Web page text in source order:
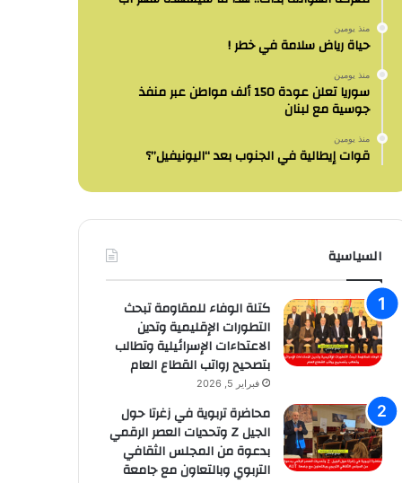
منذ يومين
حياة رياض سلامة في خطر !
منذ يومين
سوريا تعلن عودة 150 ألف مواطن عبر منفذ
جوسية مع لبنان
منذ يومين
قوات إيطالية في الجنوب بعد “اليونيفيل”؟
السياسية
كتلة الوفاء للمقاومة تبحث
التطورات الإقليمية وتدين
الاعتداءات الإسرائيلية وتطالب
بتصحيح رواتب القطاع العام
فبراير 5, 2026
محاضرة تربوية في زغرتا حول
الجيل Z وتحديات العصر الرقمي
بدعوة من المجلس الثقافي
التربوي وبالتعاون مع جامعة